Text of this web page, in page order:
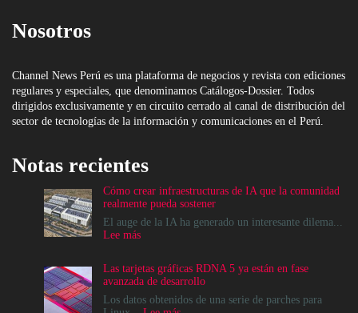
Nosotros
Channel News Perú es una plataforma de negocios y revista con ediciones
regulares y especiales, que denominamos Catálogos-Dossier. Todos
dirigidos exclusivamente y en circuito cerrado al canal de distribución del
sector de tecnologías de la información y comunicaciones en el Perú.
Notas recientes
Cómo crear infraestructuras de IA que la comunidad
realmente pueda sostener
El auge de la IA ha generado un interesante dilema...
Lee más:
infraestructuras
de
IA
Las tarjetas gráficas RDNA 5 ya están en fase
avanzada de desarrollo
Los datos obtenidos de una serie de parches para